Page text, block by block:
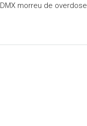
morreu de